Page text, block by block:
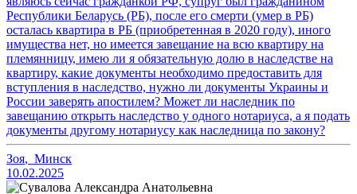
Республики Беларусь (РБ), после его смерти (умер в РБ)
осталась квартира в РБ (приобретенная в 2020 году), иного
имущества нет, но имеется завещание на всю квартиру на
племянницу, имею ли я обязательную долю в наследстве на
квартиру, какие документы необходимо предоставить для
вступления в наследство, нужно ли документы Украины и
России заверять апостилем? Может ли наследник по
завещанию открыть наследство у одного нотариуса, а я подать
документы другому нотариусу как наследница по закону?
Зоя, Минск
10.02.2025